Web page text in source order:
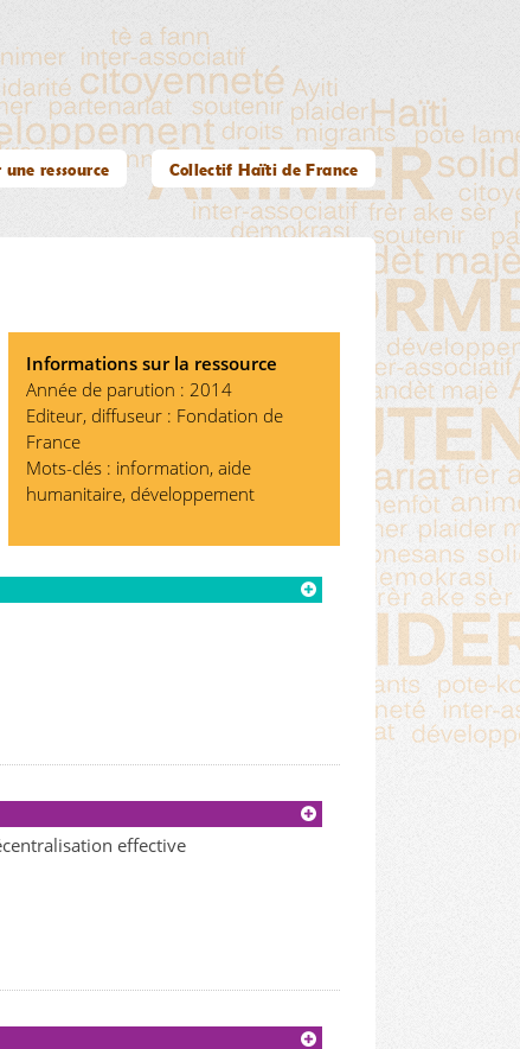
une ressource Collectif Haïti de France
Informations sur la ressource
Année de parution : 2014
Editeur, diffuseur : Fondation de
France
Mots-clés : information, aide
humanitaire, développement
effective